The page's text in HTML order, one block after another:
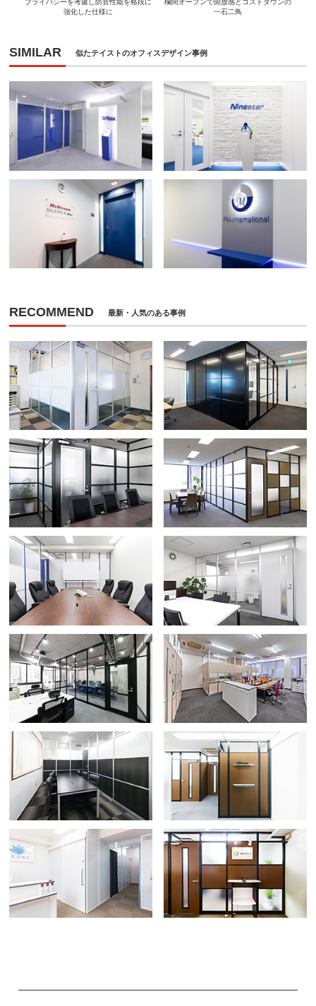
プライバシーを考慮し防音性能を格段に
強化した仕様に
欄間オープンで開放感とコストダウンの
一石二鳥
SIMILAR 似たテイストのオフィスデザイン事例
RECOMMEND 最新・人気のある事例